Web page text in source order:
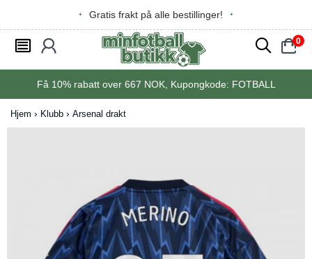
Gratis frakt på alle bestillinger!
󰂩 󰃳 󰂨 0
󰃠
Få 10%rabatt over 667 NOK, Kupongkode: FOTBALL
Hjem Klubb Arsenal drakt